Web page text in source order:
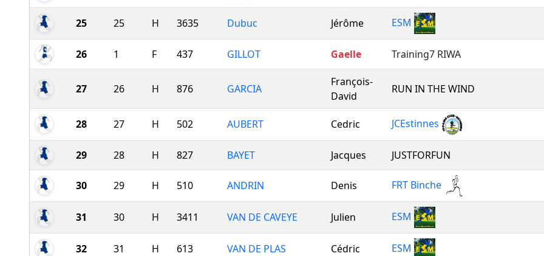
25 25 H 3635 Dubuc Jérôme ESM
26 1 F 437 GILLOT Gaelle Training7 RIWA
27 26 H 876 GARCIA
François-
David
RUN IN THE WIND
28 27 H 502 AUBERT Cedric JCEstinnes
29 28 H 827 BAYET Jacques JUSTFORFUN
30 29 H 510 ANDRIN Denis FRT Binche
31 30 H 3411 VAN DE CAVEYE Julien ESM
32 31 H 613 VAN DE PLAS Cédric ESM